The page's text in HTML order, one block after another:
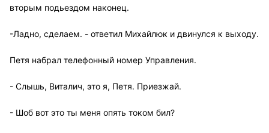
вторым подьездом наконец.
-Ладно, сделаем. - ответил Михайлюк и двинулся к выходу.
Петя набрал телефонный номер Управления.
- Слышь, Виталич, это я, Петя. Приезжай.
- Шоб вот это ты меня опять током бил?